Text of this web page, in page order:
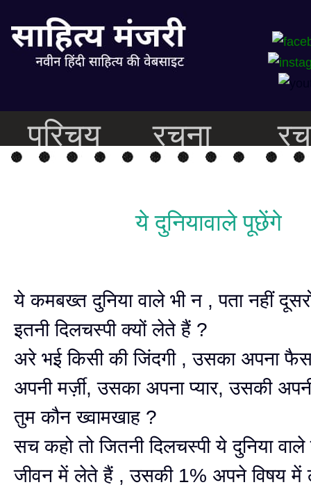
परिचय रचना
ये दुनियावाले पूछेंगे
ये कमबख्त दुनिया वाले भी न , पता नहीं
इतनी दिलचस्पी क्यों लेते हैं ?
अरे भई किसी की जिंदगी , उसका अपना
अपनी मर्ज़ी, उसका अपना प्यार, उसकी
तुम कौन ख्वामखाह ?
सच कहो तो जितनी दिलचस्पी ये दुनिया
जीवन में लेते हैं , उसकी 1% अपने विषय में